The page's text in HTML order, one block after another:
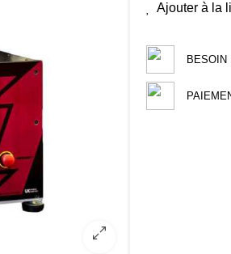
Ajouter à la
BESOIN